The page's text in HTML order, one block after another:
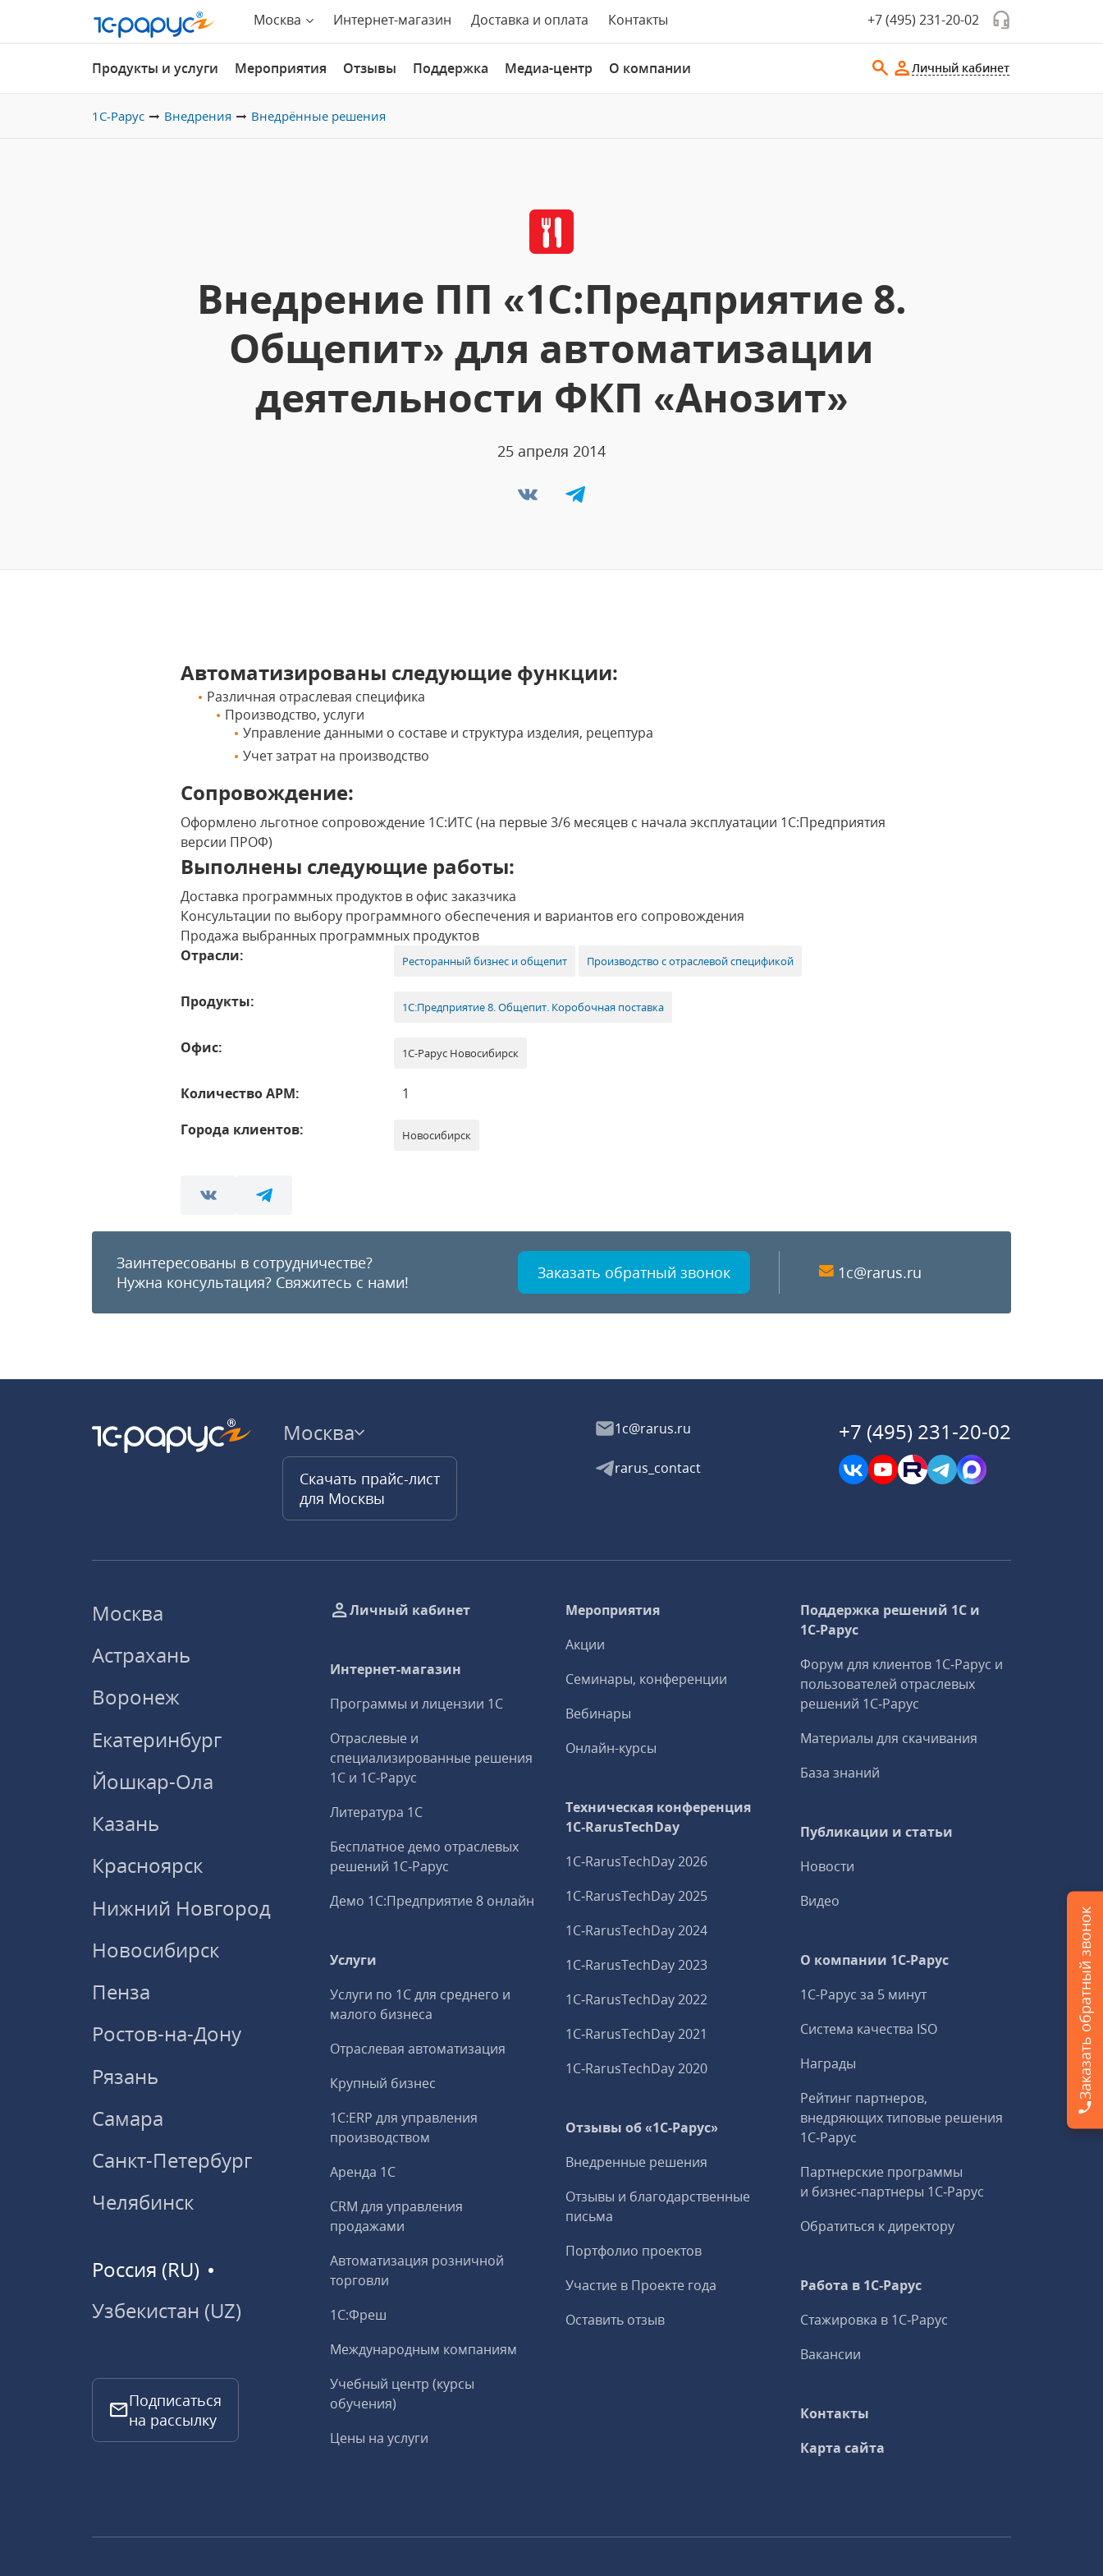
Москва Интернет-магазин Доставка и оплата Контакты +7 (495) 231-20-02
Продукты и услуги Мероприятия Отзывы Поддержка Медиа-центр О компании Личный кабинет
1С-Рарус Внедрения Внедрённые решения
Внедрение ПП «1С:Предприятие 8.
Общепит» для автоматизации
деятельности ФКП «Анозит»
25 апреля 2014
Автоматизированы следующие функции:
Различная отраслевая специфика
Производство, услуги
Управление данными о составе и структура изделия, рецептура
Учет затрат на производство
Сопровождение:
Оформлено льготное сопровождение 1С:ИТС (на первые 3/6 месяцев с начала эксплуатации 1С:Предприятия
версии ПРОФ)
Выполнены следующие работы:
Доставка программных продуктов в офис заказчика
Консультации по выбору программного обеспечения и вариантов его сопровождения
Продажа выбранных программных продуктов
Отрасли:
Ресторанный бизнес и общепит Производство с отраслевой спецификой
Продукты: 1С:Предприятие 8. Общепит. Коробочная поставка
Офис: 1С-Рарус Новосибирск
Количество АРМ:
1
Города клиентов:
Новосибирск
Заинтересованы в сотрудничестве?
Нужна консультация? Свяжитесь с нами! Заказать обратный звонок 1c@rarus.ru
Москва
Скачать прайс-лист
для Москвы
1c@rarus.ru
rarus_contact
+7 (495) 231-20-02
Москва
Астрахань
Воронеж
Екатеринбург
Йошкар-Ола
Казань
Красноярск
Нижний Новгород
Новосибирск
Пенза
Ростов-на-Дону
Рязань
Самара
Санкт-Петербург
Челябинск
Россия (RU)
Узбекистан (UZ)
Подписаться
на рассылку
Личный кабинет
Интернет-магазин
Программы и лицензии 1С
Отраслевые и
специализированные решения
1С и 1С‑Рарус
Литература 1С
Бесплатное демо отраслевых
решений 1С‑Рарус
Демо 1С:Предприятие 8 онлайн
Услуги
Услуги по 1С для среднего и
малого бизнеса
Отраслевая автоматизация
Крупный бизнес
1С:ERP для управления
производством
Аренда 1С
CRM для управления
продажами
Автоматизация розничной
торговли
1С:Фреш
Международным компаниям
Учебный центр (курсы
обучения)
Цены на услуги
Мероприятия
Акции
Семинары, конференции
Вебинары
Онлайн-курсы
Техническая конференция
1C‑RarusTechDay
1C‑RarusTechDay 2026
1C‑RarusTechDay 2025
1C‑RarusTechDay 2024
1C‑RarusTechDay 2023
1C‑RarusTechDay 2022
1C‑RarusTechDay 2021
1C‑RarusTechDay 2020
Отзывы об «1С-Рарус»
Внедренные решения
Отзывы и благодарственные
письма
Портфолио проектов
Участие в Проекте года
Оставить отзыв
Поддержка решений 1С и
1С‑Рарус
Форум для клиентов 1С‑Рарус и
пользователей отраслевых
решений 1С‑Рарус
Материалы для скачивания
База знаний
Публикации и статьи
Новости
Видео
О компании 1C-Рарус
1С-Рарус за 5 минут
Система качества ISO
Награды
Рейтинг партнеров,
внедряющих типовые решения
1С‑Рарус
Партнерские программы
и бизнес‑партнеры 1С‑Рарус
Обратиться к директору
Работа в 1С‑Рарус
Стажировка в 1С‑Рарус
Вакансии
Контакты
Карта сайта
Заказать обратный звонок